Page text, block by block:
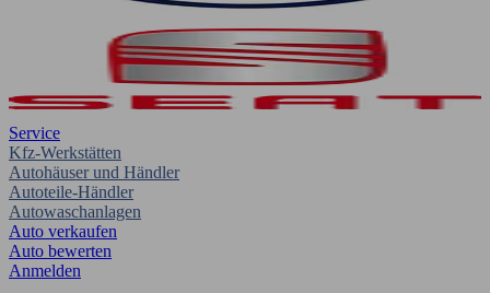
Service
Kfz-Werkstätten
Autohäuser und Händler
Autoteile-Händler
Autowaschanlagen
Auto verkaufen
Auto bewerten
Anmelden